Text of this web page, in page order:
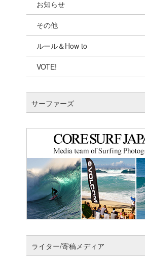
湘南
千葉北
伊豆
千葉南
四国
沖縄
お知らせ
その他
ルール＆How to
VOTE!
サーファーズ
ライター/寄稿メディア